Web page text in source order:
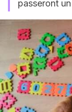
passeront